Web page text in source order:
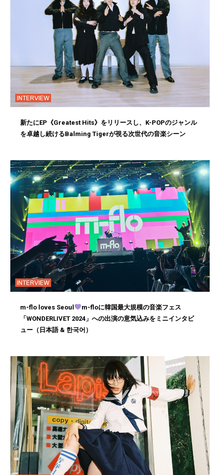
INTERVIEW
新たにEP《Greatest Hits》をリリースし、K-POPのジャンル
を卓越し続けるBalming Tigerが視る次世代の音楽シーン
INTERVIEW
m-flo loves Seoul
m-floに韓国最大規模の音楽フェス
「WONDERLIVET 2024」への出演の意気込みをミニインタビ
ュー（日本語 & 한국어）